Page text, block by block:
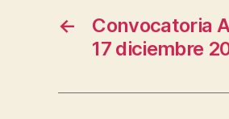
←
Convocatoria
17 diciembre